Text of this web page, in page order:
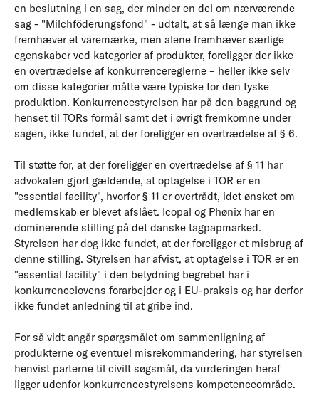
en beslutning i en sag, der minder en del om nærværende
sag - "Milchföderungsfond" - udtalt, at så længe man ikke
fremhæver et varemærke, men alene fremhæver særlige
egenskaber ved kategorier af produkter, foreligger der ikke
en overtrædelse af konkurrencereglerne – heller ikke selv
om disse kategorier måtte være typiske for den tyske
produktion. Konkurrencestyrelsen har på den baggrund og
henset til TORs formål samt det i øvrigt fremkomne under
sagen, ikke fundet, at der foreligger en overtrædelse af § 6.
Til støtte for, at der foreligger en overtrædelse af § 11 har
advokaten gjort gældende, at optagelse i TOR er en
"essential facility", hvorfor § 11 er overtrådt, idet ønsket om
medlemskab er blevet afslået. Icopal og Phønix har en
dominerende stilling på det danske tagpapmarked.
Styrelsen har dog ikke fundet, at der foreligger et misbrug af
denne stilling. Styrelsen har afvist, at optagelse i TOR er en
"essential facility" i den betydning begrebet har i
konkurrencelovens forarbejder og i EU-praksis og har derfor
ikke fundet anledning til at gribe ind.
For så vidt angår spørgsmålet om sammenligning af
produkterne og eventuel misrekommandering, har styrelsen
henvist parterne til civilt søgsmål, da vurderingen heraf
ligger udenfor konkurrencestyrelsens kompetenceområde.